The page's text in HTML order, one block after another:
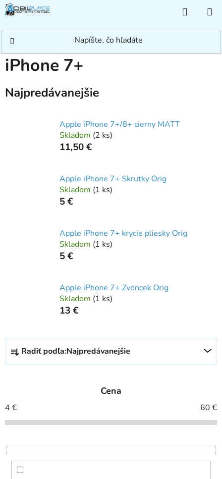
Prejsť
na
KOŠÍK
Apple / iPhone / iPhone 7+
iPhone 7+
Najpredávanejšie
Apple iPhone 7+/8+ cierny MATT
Skladom (2 ks)
11,50 €
Apple iPhone 7+ Skrutky Orig
Skladom (1 ks)
5 €
Apple iPhone 7+ krycie pliesky Orig
Skladom (1 ks)
5 €
Apple iPhone 7+ Zvoncek Orig
Skladom (1 ks)
13 €
R
d
i
e
r
o
Radiť podľa:Najpredávanejšie
Cena
4 € 60 €